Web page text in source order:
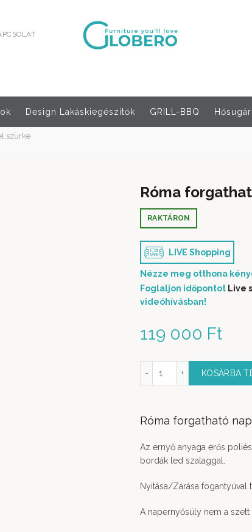
Design Lakáskiegészítők GRILL-BBQ
Róma
119 000 Ft
RAKTÁRON
LIVE Shopping
Nézze meg otthona
Foglaljon időpontot Live
videóhívásban!
Róma forgatható napernyő LED fénnyel,szürke
KOSÁRBA
Róma forgatható
Az ernyő anyaga erős
bordák led szalaggal.
Nyitása/Zárása fogantyúval
A napernyősúly nem a